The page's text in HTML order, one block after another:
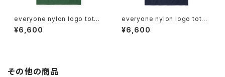
everyone nylon logo tote
bag (GREEN)
¥6,600
everyone nylon logo tote
bag (NAVY)
¥6,600
その他の商品